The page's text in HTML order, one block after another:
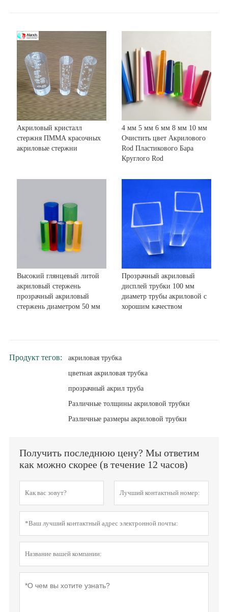
Акриловый кристалл
стержня ПММА красочных
акриловые стержни
4 мм 5 мм 6 мм 8 мм 10 мм
Очистить цвет Акрилового
Rod Пластикового Бара
Круглого Rod
Высокий глянцевый литой
акриловый стержень
прозрачный акриловый
стержень диаметром 50 мм
Прозрачный акриловый
дисплей трубки 100 мм
диаметр трубы акриловой с
хорошим качеством
Продукт тегов:
акриловая трубка
цветная акриловая трубка
прозрачный акрил труба
Различные толщины акриловой трубки
Различные размеры акриловой трубки
Получить последнюю цену? Мы ответим
как можно скорее (в течение 12 часов)